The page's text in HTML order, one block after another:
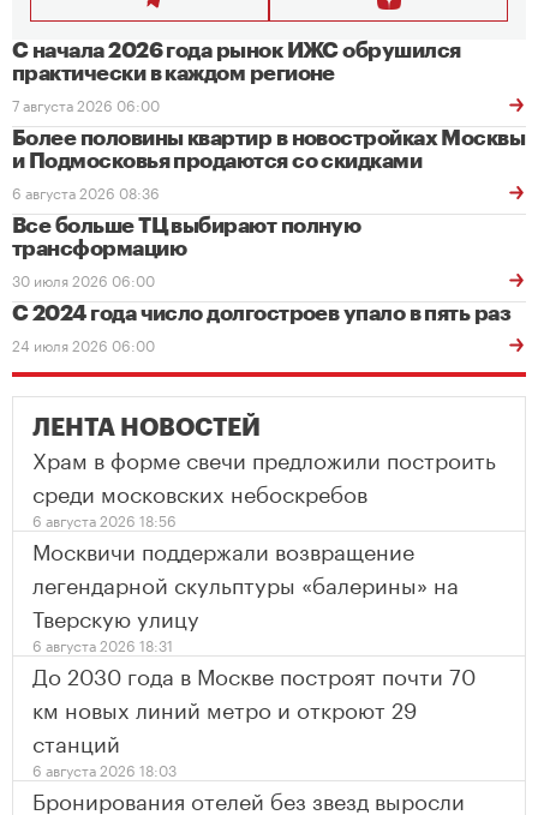
С начала 2026 года рынок ИЖС обрушился
практически в каждом регионе
7 августа 2026 06:00
Более половины квартир в новостройках Москвы
и Подмосковья продаются со скидками
6 августа 2026 08:36
Все больше ТЦ выбирают полную
трансформацию
30 июля 2026 06:00
С 2024 года число долгостроев упало в пять раз
24 июля 2026 06:00
ЛЕНТА НОВОСТЕЙ
Храм в форме свечи предложили построить
среди московских небоскребов
6 августа 2026 18:56
Москвичи поддержали возвращение
легендарной скульптуры «балерины» на
Тверскую улицу
6 августа 2026 18:31
До 2030 года в Москве построят почти 70
км новых линий метро и откроют 29
станций
6 августа 2026 18:03
Бронирования отелей без звезд выросли